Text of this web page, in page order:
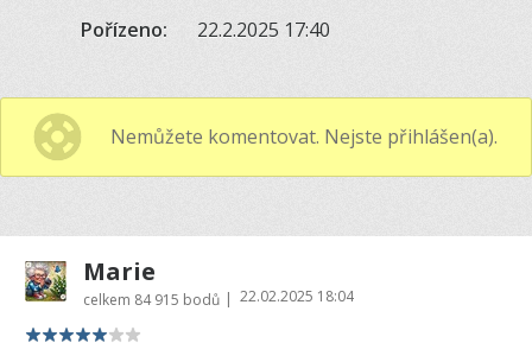
Pořízeno:
22.2.2025 17:40
Nemůžete komentovat. Nejste přihlášen(a).
Marie
celkem 84 915 bodů | 22.02.2025 18:04